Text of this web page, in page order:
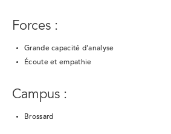
Forces :
Grande capacité d'analyse
Écoute et empathie
Campus :
Brossard